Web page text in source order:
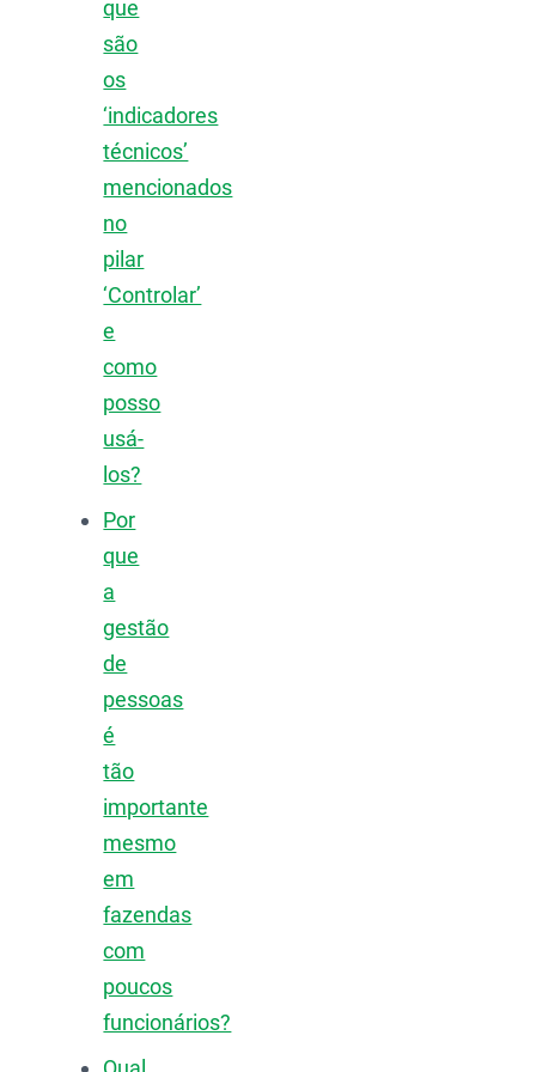
que
são
os
‘indicadores
técnicos’
mencionados
no
pilar
‘Controlar’
e
como
posso
usá-
los?
Por
que
a
gestão
de
pessoas
é
tão
importante
mesmo
em
fazendas
com
poucos
funcionários?